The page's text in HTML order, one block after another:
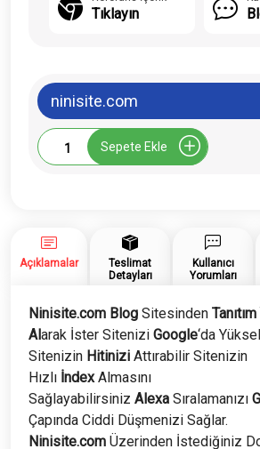
Tıklayın
ninisite.com
Ninisite.com
Tanıtım
Sepete Ekle
Açıklamalar
Teslimat
Detayları
Kullanıcı
Yorumları
Ninisite.com Blog Sitesinden
Alarak İster Sitenizi Google‘da
Sitenizin Hitinizi Attırabilir Sitenizin
Hızlı İndexAlmasını
Sağlayabilirsiniz Alexa Sıralamanızı
Çapında Ciddi Düşmenizi Sağlar.
Ninisite.com Üzerinden İstediğiniz